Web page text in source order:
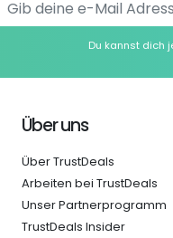
Du kannst dich
Über uns
Über TrustDeals
Arbeiten bei TrustDeals
Unser Partnerprogramm
TrustDeals Insider